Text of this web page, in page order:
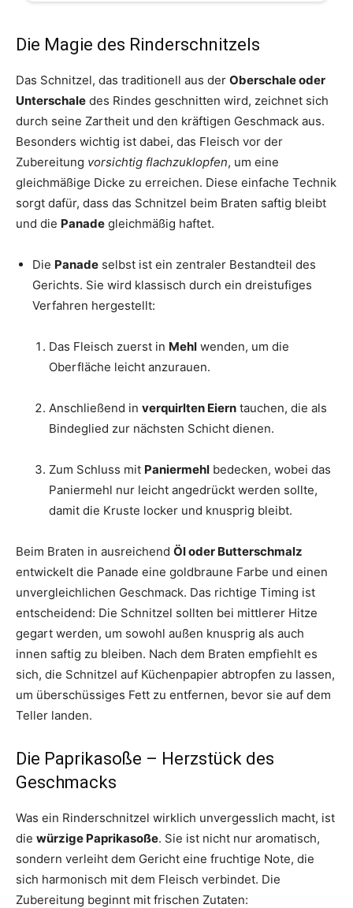
Die Magie des Rinderschnitzels
Das Schnitzel, das traditionell aus der Oberschale oder
Unterschale des Rindes geschnitten wird, zeichnet sich
durch seine Zartheit und den kräftigen Geschmack aus.
Besonders wichtig ist dabei, das Fleisch vor der
Zubereitung vorsichtig flachzuklopfen, um eine
gleichmäßige Dicke zu erreichen. Diese einfache Technik
sorgt dafür, dass das Schnitzel beim Braten saftig bleibt
und die Panade gleichmäßig haftet.
Die Panade selbst ist ein zentraler Bestandteil des
Gerichts. Sie wird klassisch durch ein dreistufiges
Verfahren hergestellt:
Das Fleisch zuerst in Mehl wenden, um die
Oberfläche leicht anzurauen.
Anschließend in verquirlten Eiern tauchen, die als
Bindeglied zur nächsten Schicht dienen.
Zum Schluss mit Paniermehl bedecken, wobei das
Paniermehl nur leicht angedrückt werden sollte,
damit die Kruste locker und knusprig bleibt.
Beim Braten in ausreichend Öl oder Butterschmalz
entwickelt die Panade eine goldbraune Farbe und einen
unvergleichlichen Geschmack. Das richtige Timing ist
entscheidend: Die Schnitzel sollten bei mittlerer Hitze
gegart werden, um sowohl außen knusprig als auch
innen saftig zu bleiben. Nach dem Braten empfiehlt es
sich, die Schnitzel auf Küchenpapier abtropfen zu lassen,
um überschüssiges Fett zu entfernen, bevor sie auf dem
Teller landen.
Die Paprikasoße – Herzstück des
Geschmacks
Was ein Rinderschnitzel wirklich unvergesslich macht, ist
die würzige Paprikasoße. Sie ist nicht nur aromatisch,
sondern verleiht dem Gericht eine fruchtige Note, die
sich harmonisch mit dem Fleisch verbindet. Die
Zubereitung beginnt mit frischen Zutaten: